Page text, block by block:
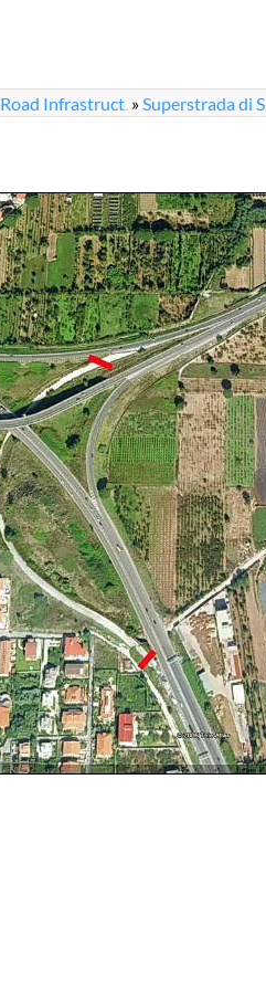
Road Infrastruct »Superstrada di S